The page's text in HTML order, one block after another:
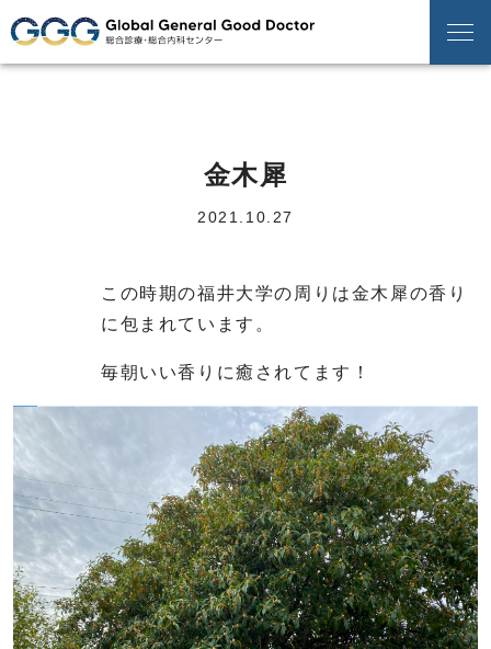
金木犀
2021.10.27
この時期の福井大学の周りは金木犀の香り
に包まれています。
毎朝いい香りに癒されてます！